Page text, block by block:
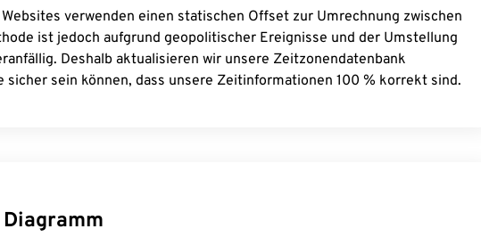
verwenden einen statischen Offset zur Umrechnung zwischen
ist jedoch aufgrund geopolitischer Ereignisse und der Umstellung
Deshalb aktualisieren wir unsere Zeitzonendatenbank
sicher sein können, dass unsere Zeitinformationen 100 % korrekt sind.
Diagramm